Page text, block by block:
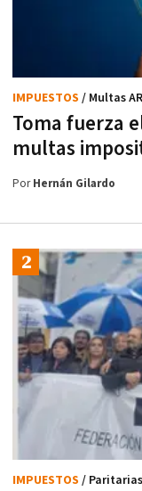
Toma fuerza
multas
IMPUESTOS / Multas
PorHernán Gilardo
IMPUESTOS / Paritarias